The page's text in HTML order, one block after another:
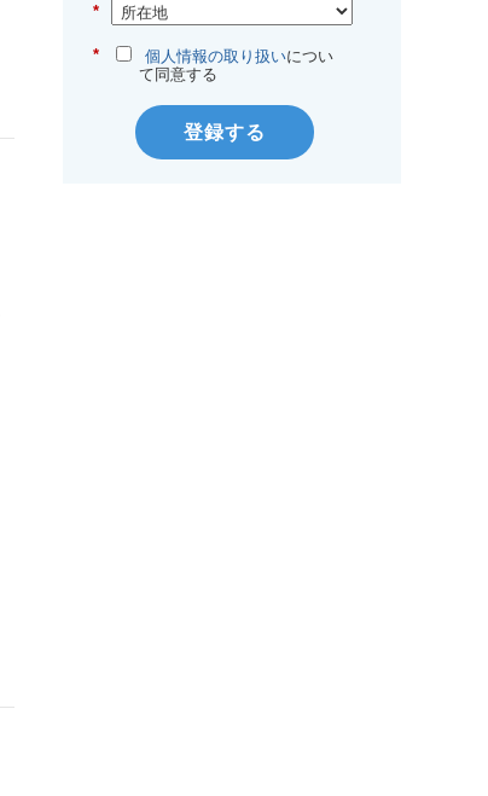
*
* 個人情報の取り扱いについ
て同意する
登録する